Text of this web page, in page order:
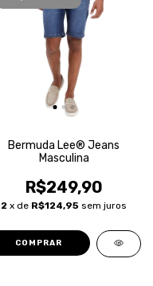
Bermuda Lee® Jeans
Masculina
R$249,90
2 x de R$124,95 sem juros
COMPRAR